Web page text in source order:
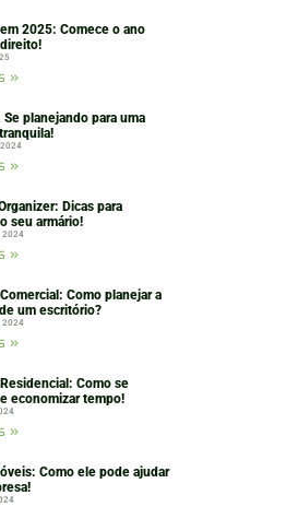
2025: Comece o ano
»
planejando para uma
2024
»
Dicas para
seu armário!
2024
»
Como planejar a
um escritório?
2024
»
Como se
economizar tempo!
»
Como ele pode ajudar